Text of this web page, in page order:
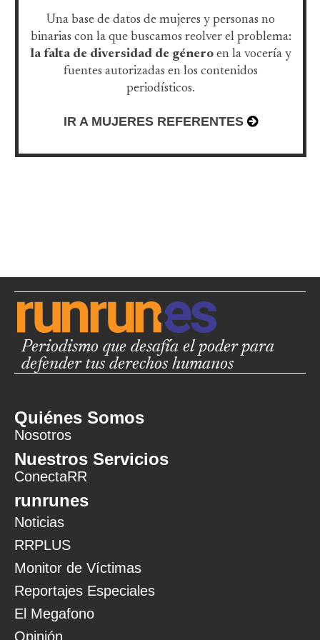
Una base de datos de mujeres y personas no
binarias con la que buscamos reolver el problema:
la falta de diversidad de género en la vocería y
fuentes autorizadas en los contenidos
periodísticos.
IR A MUJERES REFERENTES
Periodismo que desafía el poder para
defender tus derechos humanos
Quiénes Somos
Nosotros
Nuestros Servicios
ConectaRR
runrunes
Noticias
RRPLUS
Monitor de Víctimas
Reportajes Especiales
El Megafono
Opinión